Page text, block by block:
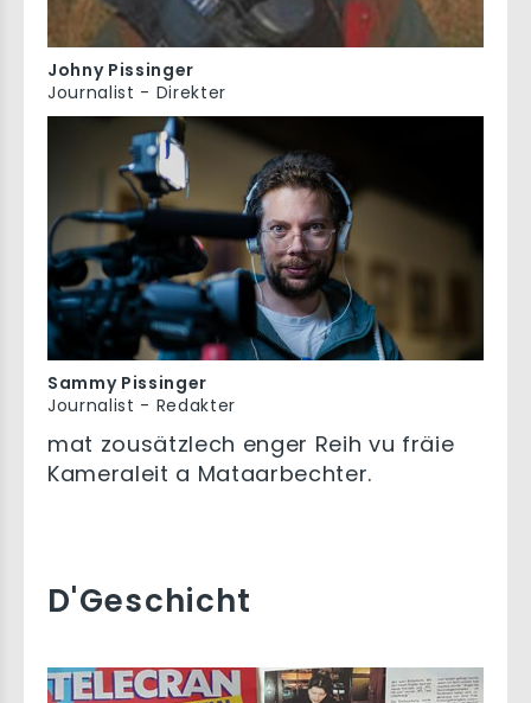
Johny Pissinger
Journalist - Direkter
Sammy Pissinger
Journalist - Redakter
mat zousätzlech enger Reih vu fräie
Kameraleit a Mataarbechter.
D'Geschicht